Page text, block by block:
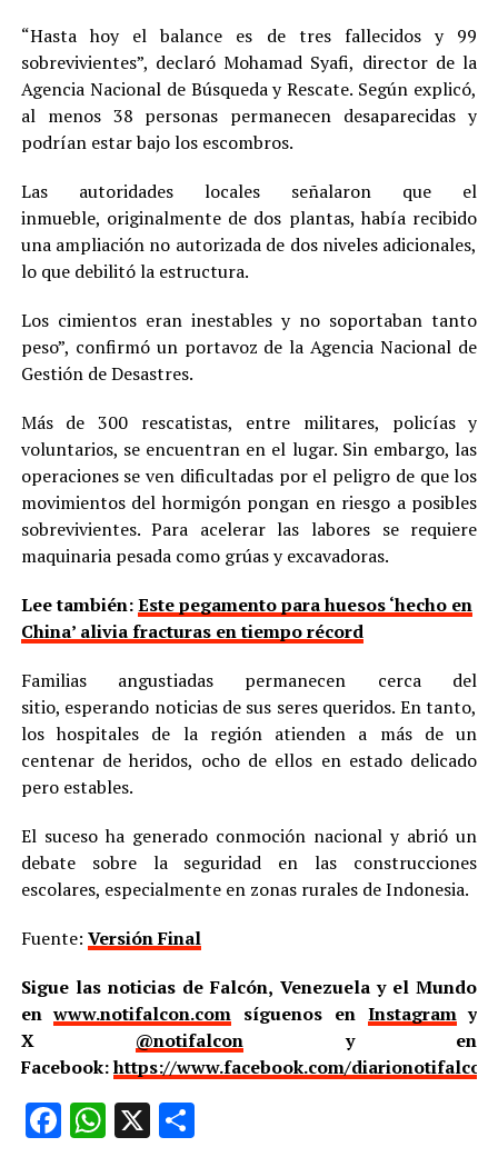
“Hasta hoy el balance es de tres fallecidos y 99
sobrevivientes”, declaró Mohamad Syafi, director de la
Agencia Nacional de Búsqueda y Rescate. Según explicó,
al menos 38 personas permanecen desaparecidas y
podrían estar bajo los escombros.
Las autoridades locales señalaron que el
inmueble, originalmente de dos plantas, había recibido
una ampliación no autorizada de dos niveles adicionales,
lo que debilitó la estructura.
Los cimientos eran inestables y no soportaban tanto
peso”, confirmó un portavoz de la Agencia Nacional de
Gestión de Desastres.
Más de 300 rescatistas, entre militares, policías y
voluntarios, se encuentran en el lugar. Sin embargo, las
operaciones se ven dificultadas por el peligro de que los
movimientos del hormigón pongan en riesgo a posibles
sobrevivientes. Para acelerar las labores se requiere
maquinaria pesada como grúas y excavadoras.
Lee también:Este pegamento para huesos ‘hecho en
China’ alivia fracturas en tiempo récord
Familias angustiadas permanecen cerca del
sitio, esperando noticias de sus seres queridos. En tanto,
los hospitales de la región atienden a más de un
centenar de heridos, ocho de ellos en estado delicado
pero estables.
El suceso ha generado conmoción nacional y abrió un
debate sobre la seguridad en las construcciones
escolares, especialmente en zonas rurales de Indonesia.
Fuente: Versión Final
Sigue las noticias de Falcón, Venezuela y el Mundo
enwww.notifalcon.com síguenos en Instagramy
X @notifalcon y en
Facebook:https://www.facebook.com/
Facebook
WhatsApp
X Compartir